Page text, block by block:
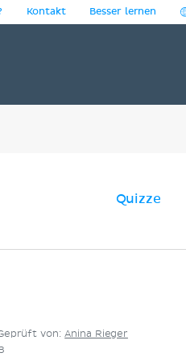
Kontakt Besser lernen
Quizze
von:Anina Rieger